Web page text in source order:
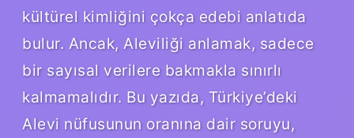
kültürel kimliğini çokça edebi anlatıda
bulur. Ancak, Aleviliği anlamak, sadece
bir sayısal verilere bakmakla sınırlı
kalmamalıdır. Bu yazıda, Türkiye’deki
Alevi nüfusunun oranına dair soruyu,